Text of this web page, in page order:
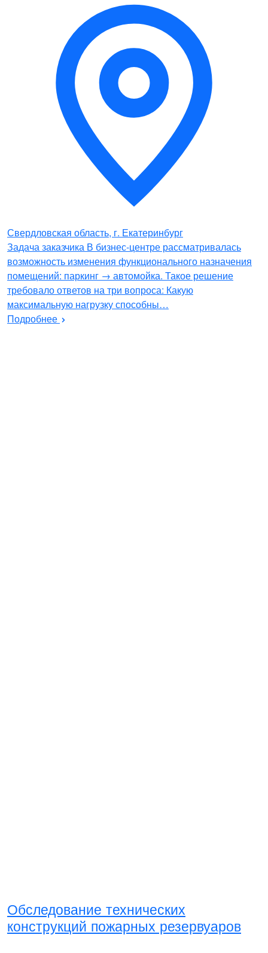
Свердловская область, г. Екатеринбург
Задача заказчика В бизнес-центре рассматривалась
возможность изменения функционального назначения
помещений: паркинг → автомойка. Такое решение
требовало ответов на три вопроса: Какую
максимальную нагрузку способны…
Подробнее
Обследование технических
конструкций пожарных резервуаров